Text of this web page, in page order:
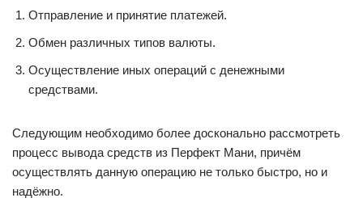
Отправление и принятие платежей.
Обмен различных типов валюты.
Осуществление иных операций с денежными
средствами.
Следующим необходимо более досконально рассмотреть
процесс вывода средств из Перфект Мани, причём
осуществлять данную операцию не только быстро, но и
надёжно.